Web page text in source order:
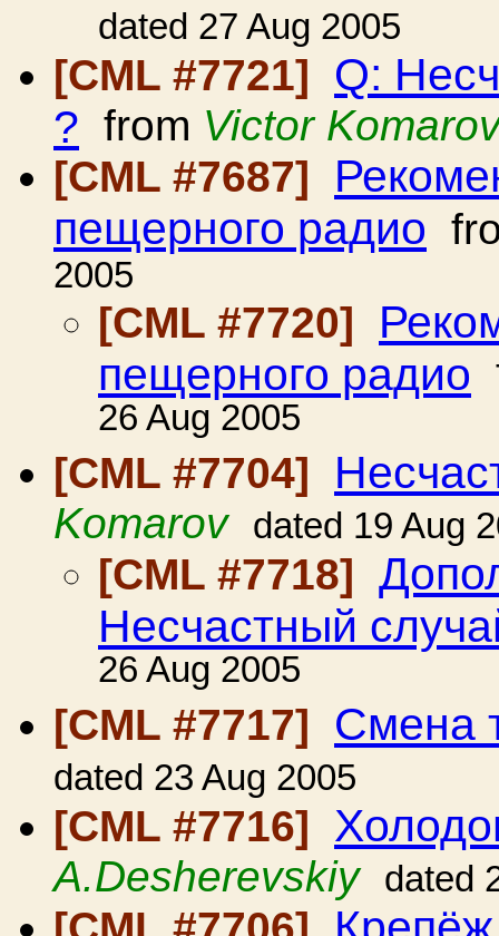
dated 27 Aug 2005
[CML #7721] Q:
? from Victor
[CML #7687]
пещерного радио
2005
[CML #7720]
пещерного радио
26 Aug 2005
[CML #7704]
Komarov dated 19 Aug
[CML #7718]
Несчастный
26 Aug 2005
[CML #7717]
Смена
dated 23 Aug 2005
[CML #7716]
A.Desherevskiy dated